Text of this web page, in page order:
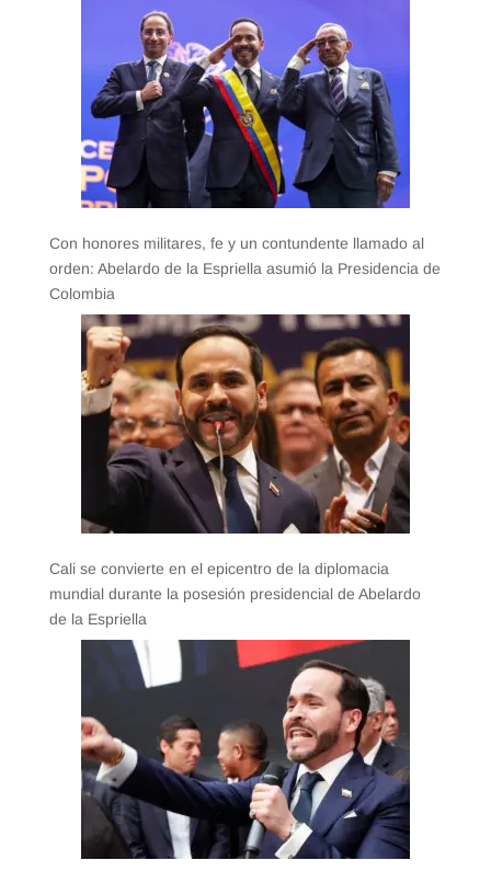
Con honores militares, fe y un contundente llamado al
orden: Abelardo de la Espriella asumió la Presidencia de
Colombia
Cali se convierte en el epicentro de la diplomacia
mundial durante la posesión presidencial de Abelardo
de la Espriella